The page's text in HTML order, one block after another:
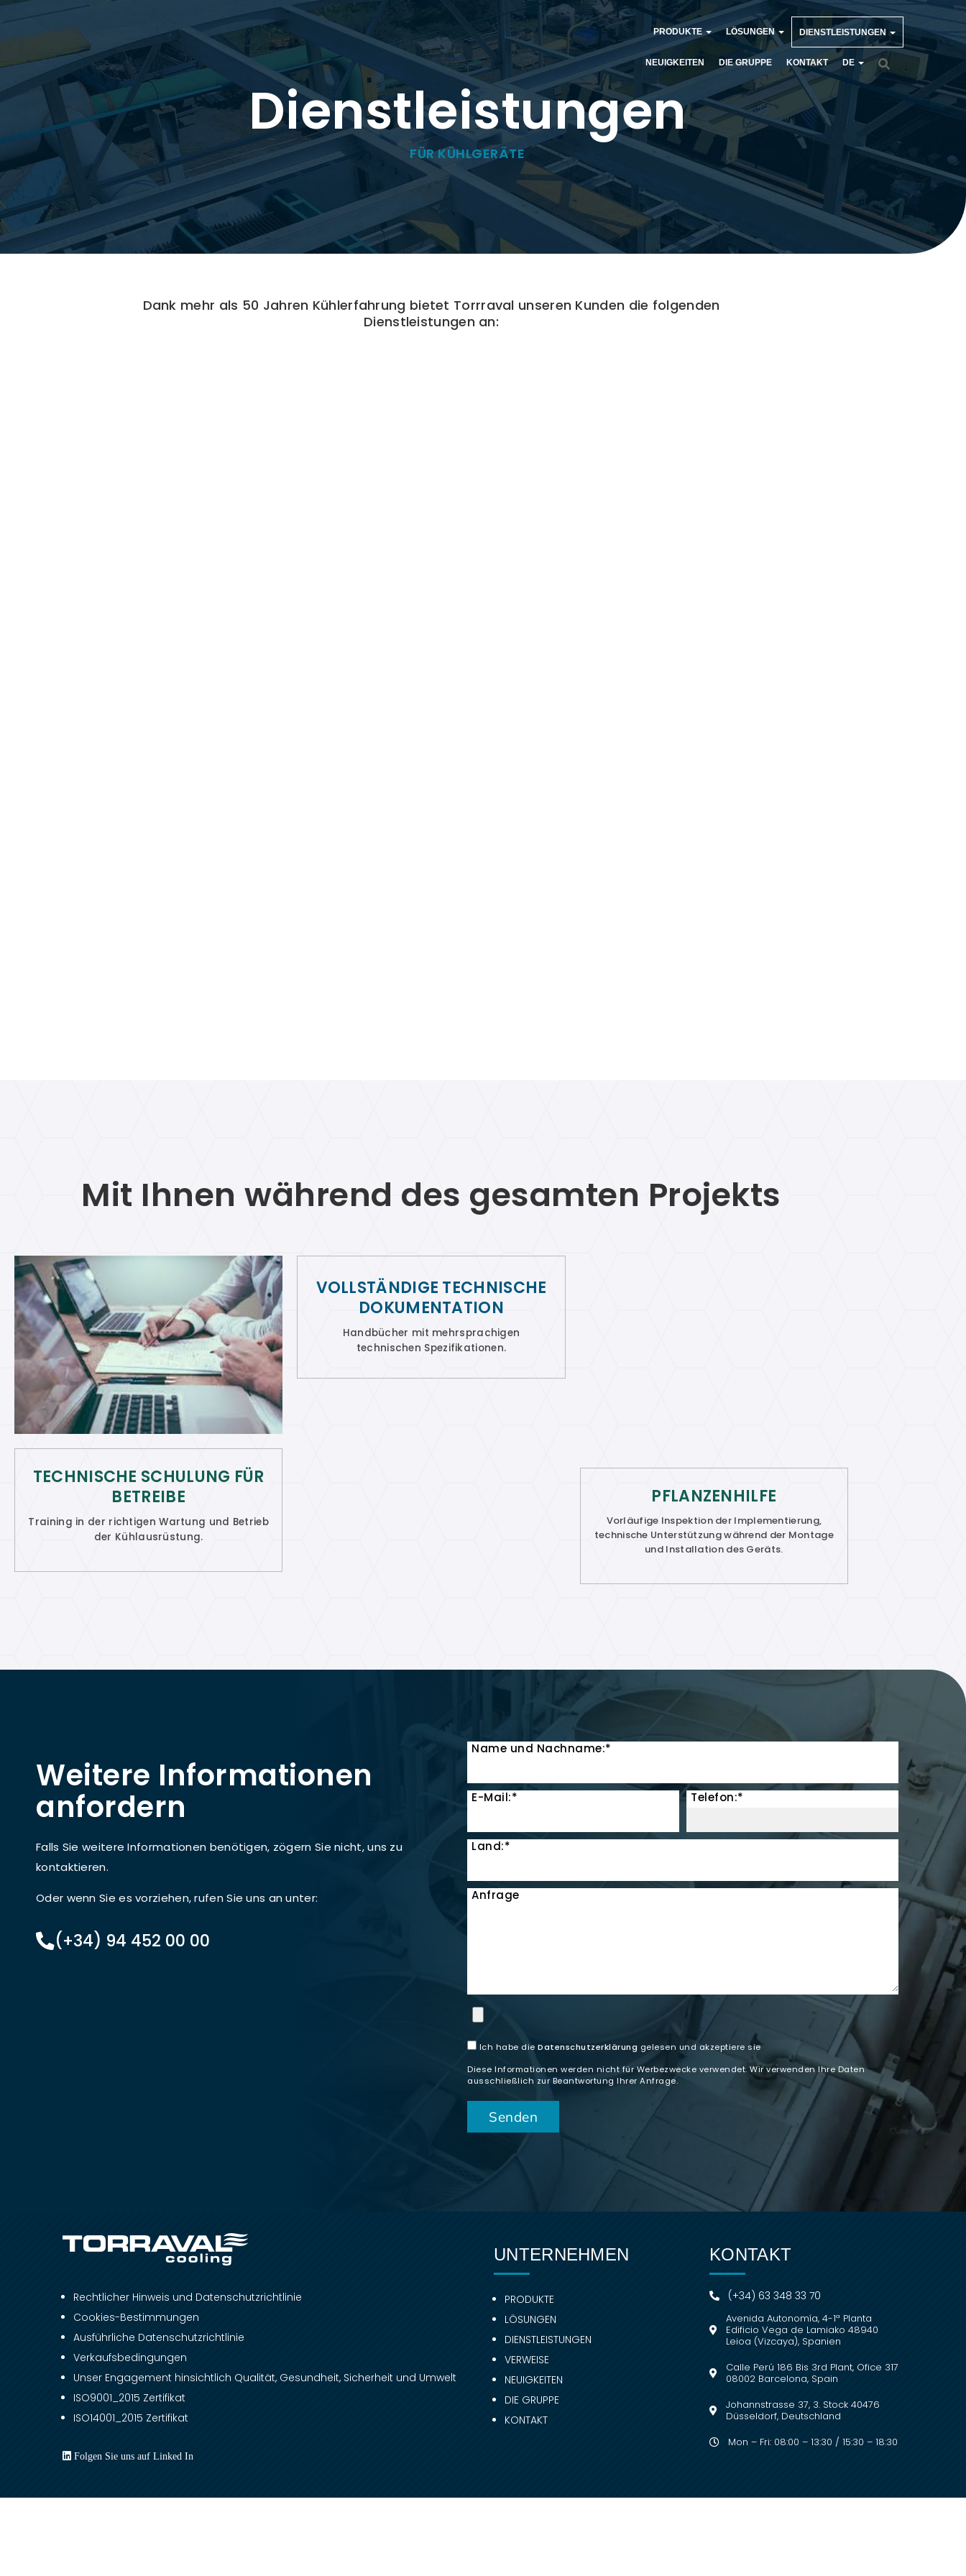
PRODUKTE LÖSUNGEN DIENSTLEISTUNGEN
NEUIGKEITEN DIE GRUPPE KONTAKT DE
Dienstleistungen
FÜR KÜHLGERÄTE
Dank mehr als 50 Jahren Kühlerfahrung bietet Torrraval unseren Kunden die folgenden
Dienstleistungen an:
Mit Ihnen während des gesamten Projekts
TECHNISCHE SCHULUNG FÜR
BETREIBE
Training in der richtigen Wartung und Betrieb
der Kühlausrüstung.
VOLLSTÄNDIGE TECHNISCHE
DOKUMENTATION
Handbücher mit mehrsprachigen
technischen Spezifikationen.
PFLANZENHILFE
Vorläufige Inspektion der Implementierung,
technische Unterstützung während der Montage
und Installation des Geräts.
Weitere Informationen
anfordern
Falls Sie weitere Informationen benötigen, zögern Sie nicht, uns zu
kontaktieren.
Oder wenn Sie es vorziehen, rufen Sie uns an unter:
(+34) 94 452 00 00
Name und Nachname:*
E-Mail:* Telefon:*
Land:*
Anfrage
Ich habe die Datenschutzerklärung gelesen und akzeptiere sie
Diese Informationen werden nicht für Werbezwecke verwendet. Wir verwenden Ihre Daten
ausschließlich zur Beantwortung Ihrer Anfrage.
Rechtlicher Hinweis und Datenschutzrichtlinie
Cookies-Bestimmungen
Ausführliche Datenschutzrichtlinie
Verkaufsbedingungen
Unser Engagement hinsichtlich Qualität, Gesundheit, Sicherheit und Umwelt
ISO9001_2015 Zertifikat
ISO14001_2015 Zertifikat
Folgen Sie uns auf Linked In
UNTERNEHMEN
PRODUKTE
LÖSUNGEN
DIENSTLEISTUNGEN
VERWEISE
NEUIGKEITEN
DIE GRUPPE
KONTAKT
KONTAKT
(+34) 63 348 33 70
Avenida Autonomía, 4-1ª Planta
Edificio Vega de Lamiako 48940
Leioa (Vizcaya), Spanien
Calle Perú 186 Bis 3rd Plant, Ofice 317
08002 Barcelona, Spain
Johannstrasse 37, 3. Stock 40476
Düsseldorf, Deutschland
Mon – Fri: 08:00 – 13:30 / 15:30 – 18:30